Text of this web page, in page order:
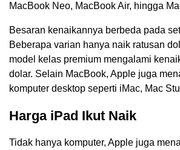
MacBook Neo, MacBook Air, hingga
Besaran kenaikannya berbeda pada
Beberapa varian hanya naik ratusan
model kelas premium mengalami
dolar. Selain MacBook, Apple juga
komputer desktop seperti iMac, Mac
Harga iPad Ikut Naik
Tidak hanya komputer, Apple juga